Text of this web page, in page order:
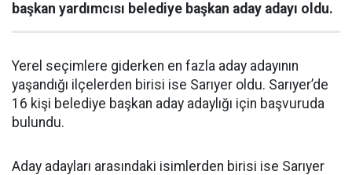
başkan yardımcısı belediye başkan aday adayı oldu.
Yerel seçimlere giderken en fazla aday adayının
yaşandığı ilçelerden birisi ise Sarıyer oldu. Sarıyer’de
16 kişi belediye başkan aday adaylığı için başvuruda
bulundu.
Aday adayları arasındaki isimlerden birisi ise Sarıyer